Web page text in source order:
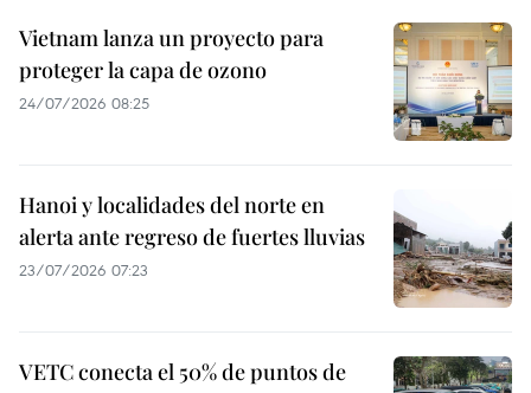
Vietnam lanza un proyecto para
proteger la capa de ozono
24/07/2026 08:25
Hanoi y localidades del norte en
alerta ante regreso de fuertes lluvias
23/07/2026 07:23
VETC conecta el 50% de puntos de